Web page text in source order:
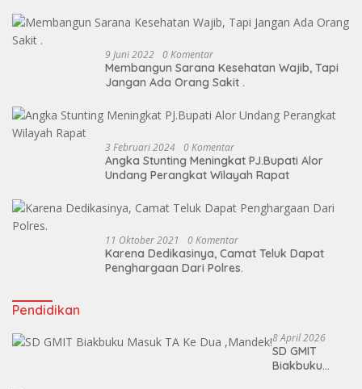
9 Juni 2022 0 Komentar
Membangun Sarana Kesehatan Wajib, Tapi
Jangan Ada Orang Sakit .
3 Februari 2024 0 Komentar
Angka Stunting Meningkat PJ.Bupati Alor
Undang Perangkat Wilayah Rapat
11 Oktober 2021 0 Komentar
Karena Dedikasinya, Camat Teluk Dapat
Penghargaan Dari Polres.
Pendidikan
8 April 2026
SD GMIT
Biakbuku